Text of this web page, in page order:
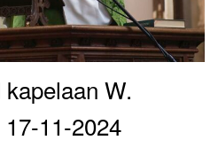
W.
11-2024